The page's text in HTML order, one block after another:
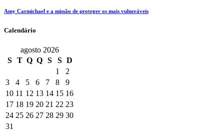
Amy Carmichael e a missão de proteger os mais vulneráveis
Calendário
agosto 2026
S
T Q Q S S D
1
2
3
4 5 6 7 8
9
10 11 12 13 14 15 16
17 18 19 20 21 22 23
24 25 26 27 28 29 30
31